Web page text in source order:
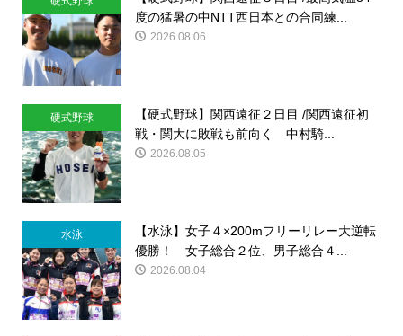
度の猛暑の中NTT西日本との合同練...
2026.08.06
硬式野球
【硬式野球】関西遠征２日目 /関西遠征初
戦・関大に敗戦も前向く 中村騎...
2026.08.05
水泳
【水泳】女子４×200mフリーリレー大逆転
優勝！ 女子総合２位、男子総合４...
2026.08.04